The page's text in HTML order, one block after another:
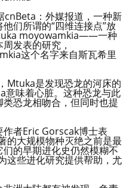
cnBeta：外媒报道，一种新
们所谓的“四维连接点”放
moyowamkia——一种
发表的研究，
这个名字来自斯瓦希里
Mtuka是发现恐龙的河床的
味着心脏。这种恐龙与此
恐龙相吻合，但同时也提
者Eric Gorscak博士表
的大规模物种灭绝之前是最
的早期进化史仍然模糊不
些进化研究提供帮助，尤